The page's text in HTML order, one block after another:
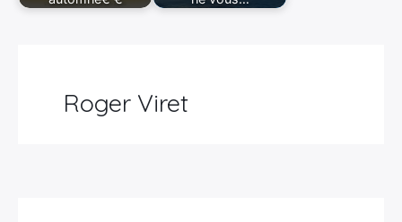
Roger Viret